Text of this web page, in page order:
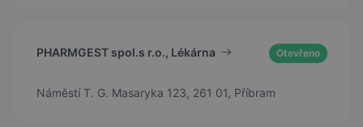
PHARMGEST spol.s r.o., Lékárna Otevřeno
Náměstí T. G. Masaryka 123, 261 01, Příbram